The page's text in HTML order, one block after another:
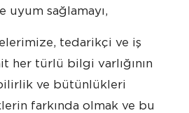
uyum sağlamayı,
tedarikçi ve iş
her türlü bilgi varlığının
ve bütünlükleri
farkında olmak ve bu